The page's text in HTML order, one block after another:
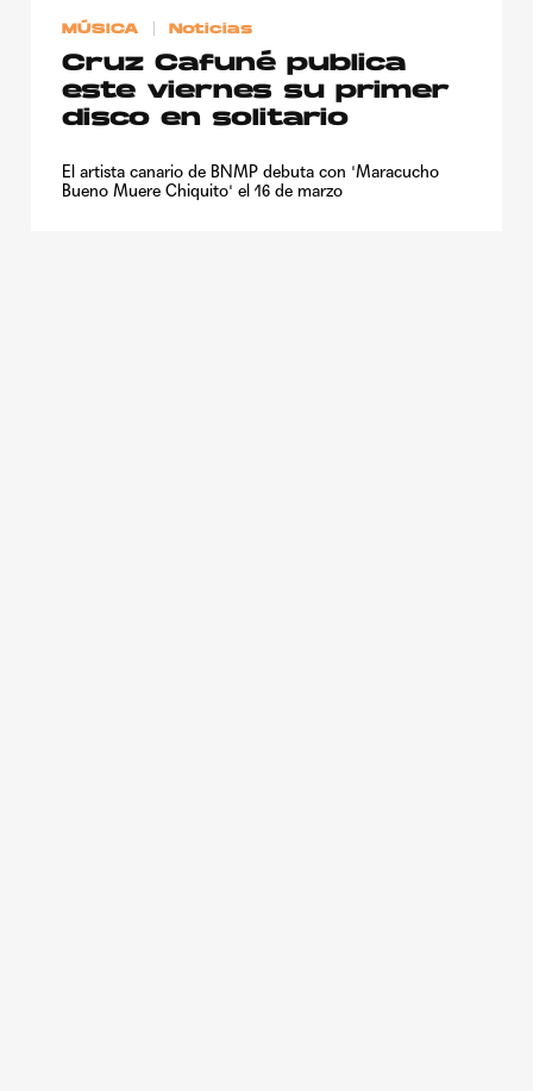
MÚSICA Noticias
Cruz Cafuné publica
este viernes su primer
disco en solitario
El artista canario de BNMP debuta con 'Maracucho
Bueno Muere Chiquito' el 16 de marzo